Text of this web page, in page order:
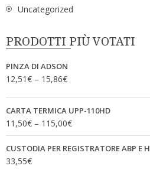
Uncategorized
PRODOTTI PIÙ VOTATI
PINZA DI ADSON
12,51€ – 15,86€
CARTA TERMICA UPP-110HD
11,50€ – 115,00€
CUSTODIA PER REGISTRATORE ABP E
33,55€